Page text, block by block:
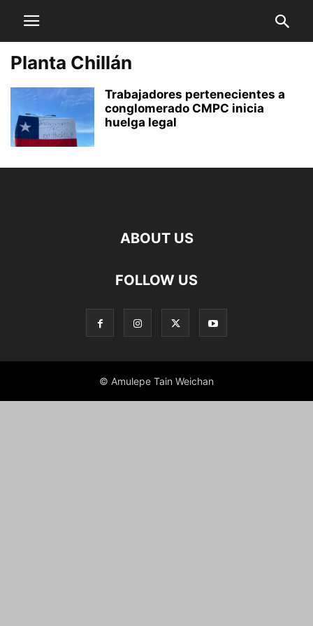
Planta Chillán
Trabajadores pertenecientes a
conglomerado CMPC inicia
huelga legal
ABOUT US
FOLLOW US
© Amulepe Tain Weichan